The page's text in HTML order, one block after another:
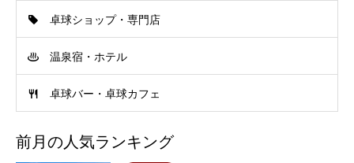
卓球ショップ・専門店
温泉宿・ホテル
卓球バー・卓球カフェ
前月の人気ランキング